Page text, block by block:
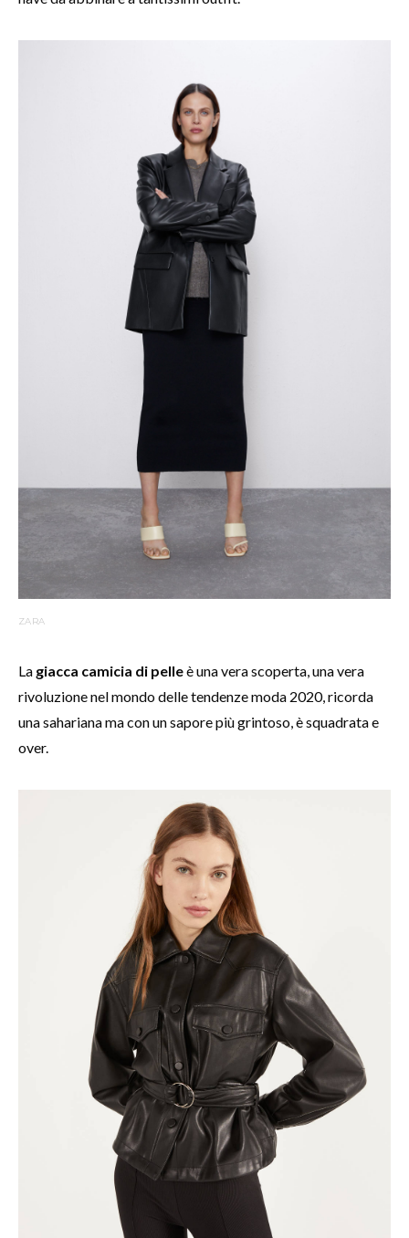
ZARA
La giacca camicia di pelleè una vera scoperta, una vera
rivoluzione nel mondo delle tendenze moda 2020, ricorda
una sahariana ma con un sapore più grintoso, è squadrata e
over.